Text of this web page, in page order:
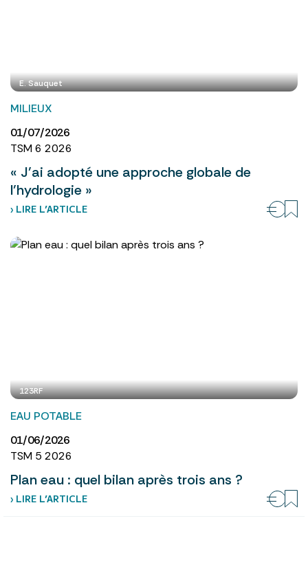
E. Sauquet
MILIEUX
01/07/2026
TSM 6 2026
« J’ai adopté une approche globale de
l’hydrologie »
› LIRE L’ARTICLE
123RF
EAU POTABLE
01/06/2026
TSM 5 2026
Plan eau : quel bilan après trois ans ?
› LIRE L’ARTICLE